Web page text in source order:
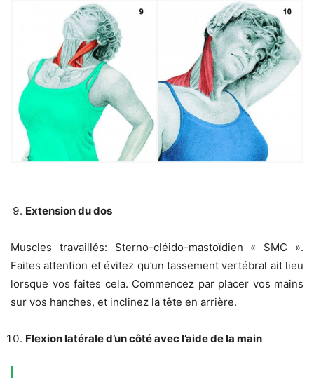
Extension du dos
Muscles travaillés: Sterno-cléido-mastoïdien « SMC ».
Faites attention et évitez qu’un tassement vertébral ait lieu
lorsque vos faites cela. Commencez par placer vos mains
sur vos hanches, et inclinez la tête en arrière.
Flexion latérale d’un côté avec l’aide de la main